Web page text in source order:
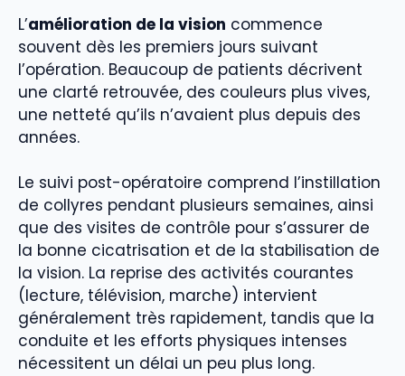
L’amélioration de la vision commence
souvent dès les premiers jours suivant
l’opération. Beaucoup de patients décrivent
une clarté retrouvée, des couleurs plus vives,
une netteté qu’ils n’avaient plus depuis des
années.
Le suivi post-opératoire comprend l’instillation
de collyres pendant plusieurs semaines, ainsi
que des visites de contrôle pour s’assurer de
la bonne cicatrisation et de la stabilisation de
la vision. La reprise des activités courantes
(lecture, télévision, marche) intervient
généralement très rapidement, tandis que la
conduite et les efforts physiques intenses
nécessitent un délai un peu plus long.